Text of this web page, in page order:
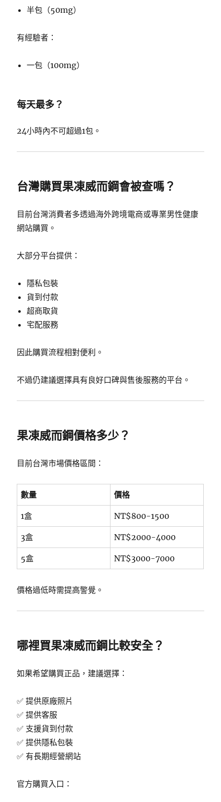
半包（50mg）
有經驗者：
一包（100mg）
每天最多？
24小時內不可超過1包。
台灣購買果凍威而鋼會被查嗎？
目前台灣消費者多透過海外跨境電商或專業男性健康
網站購買。
大部分平台提供：
隱私包裝
貨到付款
超商取貨
宅配服務
因此購買流程相對便利。
不過仍建議選擇具有良好口碑與售後服務的平台。
果凍威而鋼價格多少？
目前台灣市場價格區間：
數量 價格
1盒 NT$800-1500
3盒 NT$2000-4000
5盒 NT$3000-7000
價格過低時需提高警覺。
哪裡買果凍威而鋼比較安全？
如果希望購買正品，建議選擇：
✅ 提供原廠照片
✅ 提供客服
✅ 支援貨到付款
✅ 提供隱私包裝
✅ 有長期經營網站
官方購買入口：